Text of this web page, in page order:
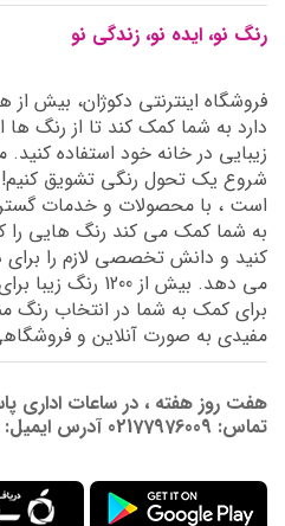
رنگ نو، ایده نو، زندگی نو
فروشگاه اینترنتی دکوژان، بیش
دارد به شما کمک کند تا از رنگ ها
زیبایی در خانه خود استفاده
شروع یک تحول رنگی تشویق کنیم!
است ، با محصولات و خدمات
به شما کمک می کند رنگ هایی را
کنید و دانش تخصصی لازم را برای
می دهد. بیش از
برای کمک به شما در انتخاب رنگ
مفیدی به صورت آنلاین و
هفت روز هفته ، در ساعات اداری
تماس: 02177976009 آدرس ایمیل: info@decozhan.com